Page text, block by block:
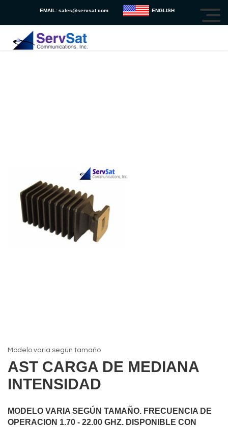
EMAIL: sales@servsat.com ENGLISH
Modelo varia según tamaño
AST CARGA DE MEDIANA
INTENSIDAD
MODELO VARIA SEGÚN TAMAÑO. FRECUENCIA DE
OPERACION 1.70 - 22.00 GHZ. DISPONIBLE CON